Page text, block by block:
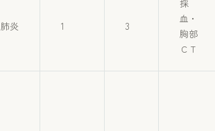
肺炎 1 3
採
血・
胸部
ＣＴ